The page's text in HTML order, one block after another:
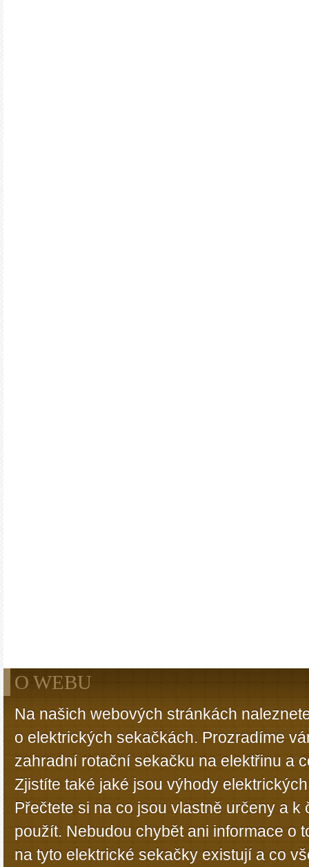
O WEBU
Na našich webových stránkách
o elektrických sekačkách. Prozradíme
zahradní rotační sekačku na elektřinu a
Zjistíte také jaké jsou výhody
Přečtete si na co jsou vlastně určeny a k
použít. Nebudou chybět ani informace o
na tyto elektrické sekačky existují a co